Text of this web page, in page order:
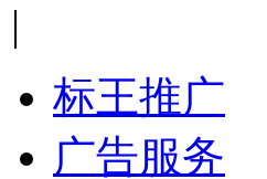
|
标王推广
广告服务